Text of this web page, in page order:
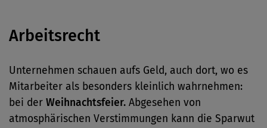
Arbeitsrecht
Unternehmen schauen aufs Geld, auch dort, wo es
Mitarbeiter als besonders kleinlich wahrnehmen:
bei der Weihnachtsfeier. Abgesehen von
atmosphärischen Verstimmungen kann die Sparwut